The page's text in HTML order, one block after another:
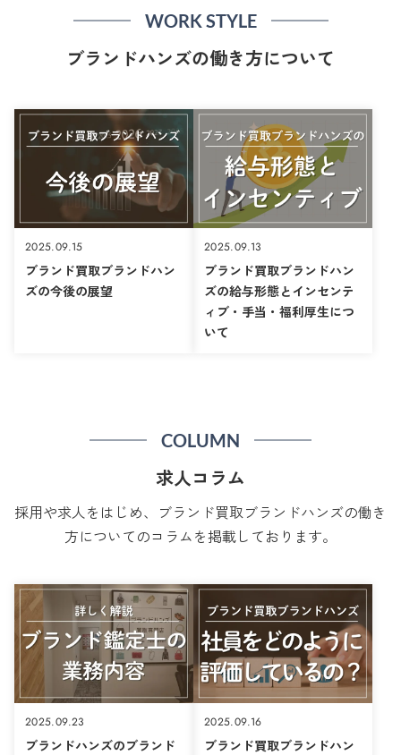
WORK STYLE
ブランドハンズの働き方について
2025.09.15
ブランド買取ブランドハン
ズの今後の展望
2025.09.13
ブランド買取ブランドハン
ズの給与形態とインセンテ
ィブ・手当・福利厚生につ
いて
COLUMN
求人コラム
採用や求人をはじめ、ブランド買取ブランドハンズの働き
方についてのコラムを掲載しております。
2025.09.23
ブランドハンズのブランド
2025.09.16
ブランド買取ブランドハン